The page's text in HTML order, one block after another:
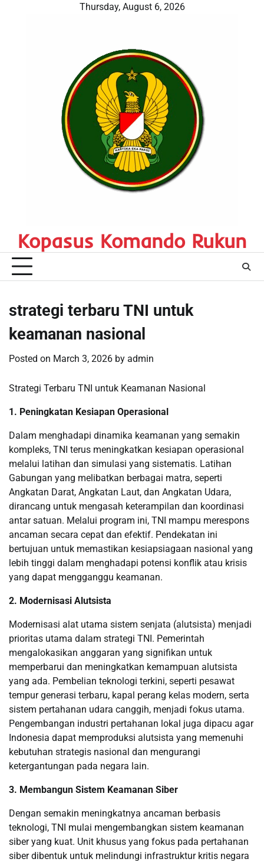
Thursday, August 6, 2026
Kopasus Komando Rukun
strategi terbaru TNI untuk
keamanan nasional
Posted on March 3, 2026 by admin
Strategi Terbaru TNI untuk Keamanan Nasional
1. Peningkatan Kesiapan Operasional
Dalam menghadapi dinamika keamanan yang semakin
kompleks, TNI terus meningkatkan kesiapan operasional
melalui latihan dan simulasi yang sistematis. Latihan
Gabungan yang melibatkan berbagai matra, seperti
Angkatan Darat, Angkatan Laut, dan Angkatan Udara,
dirancang untuk mengasah keterampilan dan koordinasi
antar satuan. Melalui program ini, TNI mampu merespons
ancaman secara cepat dan efektif. Pendekatan ini
bertujuan untuk memastikan kesiapsiagaan nasional yang
lebih tinggi dalam menghadapi potensi konflik atau krisis
yang dapat mengganggu keamanan.
2. Modernisasi Alutsista
Modernisasi alat utama sistem senjata (alutsista) menjadi
prioritas utama dalam strategi TNI. Pemerintah
mengalokasikan anggaran yang signifikan untuk
memperbarui dan meningkatkan kemampuan alutsista
yang ada. Pembelian teknologi terkini, seperti pesawat
tempur generasi terbaru, kapal perang kelas modern, serta
sistem pertahanan udara canggih, menjadi fokus utama.
Pengembangan industri pertahanan lokal juga dipacu agar
Indonesia dapat memproduksi alutsista yang memenuhi
kebutuhan strategis nasional dan mengurangi
ketergantungan pada negara lain.
3. Membangun Sistem Keamanan Siber
Dengan semakin meningkatnya ancaman berbasis
teknologi, TNI mulai mengembangkan sistem keamanan
siber yang kuat. Unit khusus yang fokus pada pertahanan
siber dibentuk untuk melindungi infrastruktur kritis negara